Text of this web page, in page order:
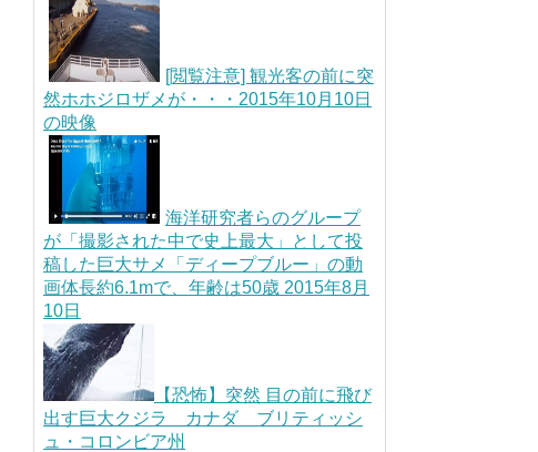
[閲覧注意] 観光客の前に突
然ホホジロザメが・・・2015年10月10日
の映像
海洋研究者らのグループ
が「撮影された中で史上最大」として投
稿した巨大サメ「ディープブルー」の動
画体長約6.1mで、年齢は50歳 2015年8月
10日
【恐怖】突然 目の前に飛び
出す巨大クジラ カナダ ブリティッシ
ュ・コロンビア州